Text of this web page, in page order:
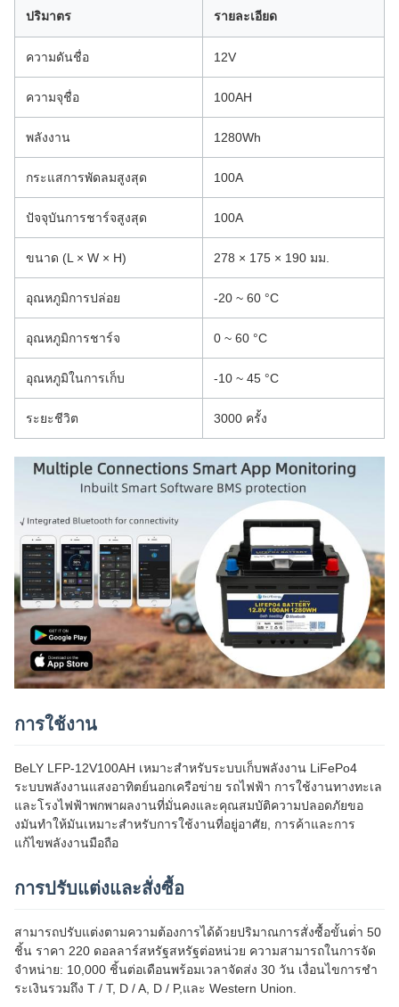
ปริมาตร รายละเอียด
ความดันชื่อ 12V
ความจุชื่อ 100AH
พลังงาน 1280Wh
กระแสการพัดลมสูงสุด 100A
ปัจจุบันการชาร์จสูงสุด 100A
ขนาด (L × W × H) 278 × 175 × 190 มม.
อุณหภูมิการปล่อย -20 ~ 60 °C
อุณหภูมิการชาร์จ 0 ~ 60 °C
อุณหภูมิในการเก็บ -10 ~ 45 °C
ระยะชีวิต 3000 ครั้ง
การใช้งาน
BeLY LFP-12V100AH เหมาะสําหรับระบบเก็บพลังงาน LiFePo4
ระบบพลังงานแสงอาทิตย์นอกเครือข่าย รถไฟฟ้า การใช้งานทางทะเล
และโรงไฟฟ้าพกพาผลงานที่มั่นคงและคุณสมบัติความปลอดภัยขอ
งมันทําให้มันเหมาะสําหรับการใช้งานที่อยู่อาศัย, การค้าและการ
แก้ไขพลังงานมือถือ
การปรับแต่งและสั่งซื้อ
สามารถปรับแต่งตามความต้องการได้ด้วยปริมาณการสั่งซื้อขั้นต่ํา 50
ชิ้น ราคา 220 ดอลลาร์สหรัฐสหรัฐต่อหน่วย ความสามารถในการจัด
จําหน่าย: 10,000 ชิ้นต่อเดือนพร้อมเวลาจัดส่ง 30 วัน เงื่อนไขการชํา
ระเงินรวมถึง T / T, D / A, D / P,และ Western Union.